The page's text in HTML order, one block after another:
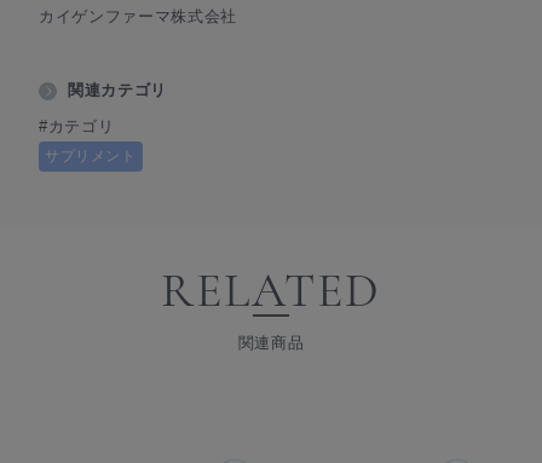
カイゲンファーマ株式会社
関連カテゴリ
#カテゴリ
サプリメント
RELATED
関連商品